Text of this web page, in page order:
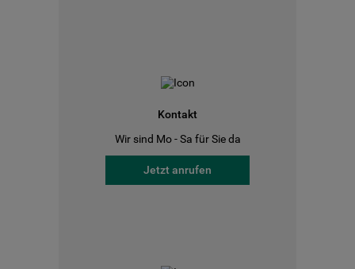
Kontakt
Wir sind Mo - Sa für Sie da
Jetzt anrufen